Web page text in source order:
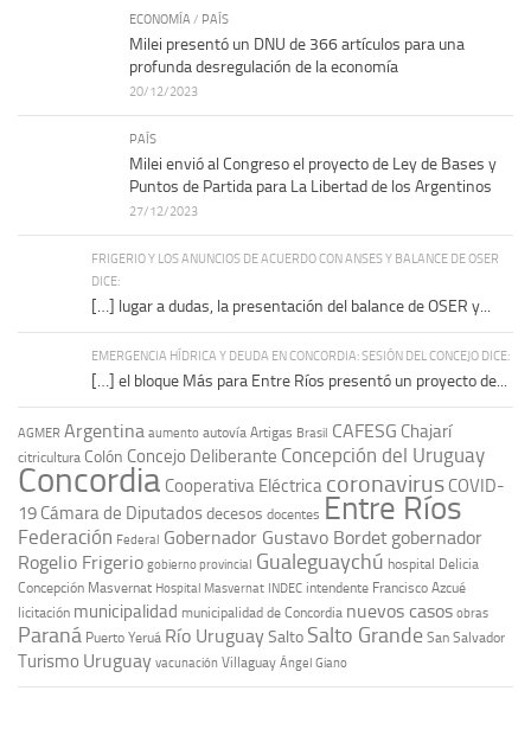
ECONOMÍA / PAÍS
Milei presentó un DNU de 366 artículos para una
profunda desregulación de la economía
20/12/2023
PAÍS
Milei envió al Congreso el proyecto de Ley de Bases y
Puntos de Partida para La Libertad de los Argentinos
27/12/2023
FRIGERIO Y LOS ANUNCIOS DE ACUERDO CON ANSES Y BALANCE DE OSER
DICE:
[…] lugar a dudas, la presentación del balance de OSER y...
EMERGENCIA HÍDRICA Y DEUDA EN CONCORDIA: SESIÓN DEL CONCEJO DICE:
[…] el bloque Más para Entre Ríos presentó un proyecto de...
AGMER Argentina aumento autovía Artigas Brasil CAFESG Chajarí
citricultura Colón Concejo Deliberante Concepción del Uruguay
Concordia Cooperativa Eléctrica coronavirus COVID-
19 Cámara de Diputadosdecesos docentes Entre Ríos
Federación Federal Gobernador Gustavo Bordet gobernador
Rogelio Frigerio gobierno provincial Gualeguaychú hospital Delicia
Concepción Masvernat Hospital Masvernat INDEC intendente Francisco Azcué
licitación municipalidad municipalidad de Concordia nuevos casos obras
Paraná Puerto Yeruá Río UruguaySalto Salto Grande San Salvador
Turismo Uruguay vacunación Villaguay Ángel Giano